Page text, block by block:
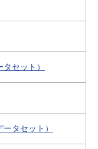
セット）
タセット）